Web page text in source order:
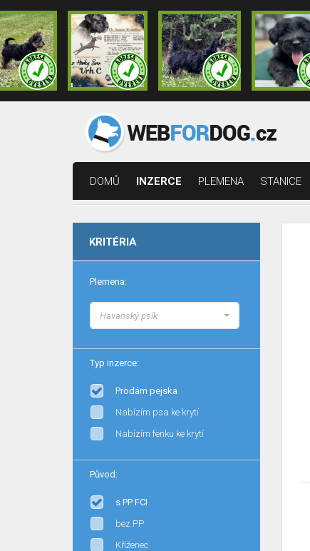
DOMŮ INZERCE PLEMENA STANICE
KRITÉRIA
Plemena:
Havanský psík
Typ inzerce:
Prodám pejska
Nabízím psa ke krytí
Nabízím fenku ke krytí
Původ:
s PP FCI
bez PP
Kříženec